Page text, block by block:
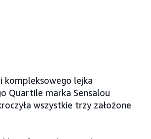
kompleksowego lejka
Quartile marka Sensalou
wszystkie trzy założone